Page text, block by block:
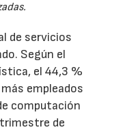
de servicios
Según el
el 44,3 %
empleados
computación
de